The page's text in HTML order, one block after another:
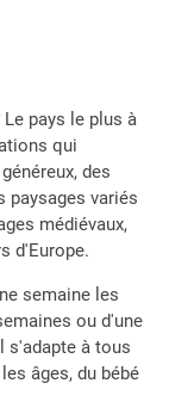
Le pays le plus à
qui
des
paysages variés
médiévaux,
d'Europe.
semaine les
ou d'une
s'adapte à tous
âges, du bébé